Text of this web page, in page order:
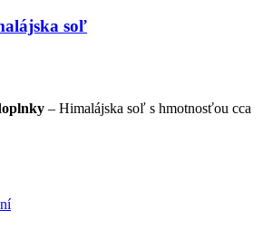
soľ
– Himalájska soľ s hmotnosťou cca